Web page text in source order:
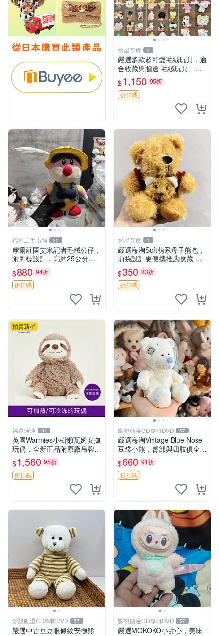
水星百貨 1
嚴選多款超可愛毛絨玩具，適
合收藏與贈送 毛絨玩具、抱
枕、公仔
$1,150 95折
折扣碼
福和二手市場 32
摩爾莊園艾米記者毛絨公仔，
附腳標設計，高約25公分，
全新未拆封，限量珍藏。艾米
記者 毛絨公仔 超萌玩偶
$880 94折
折扣碼
水星百貨 1
嚴選海淘Soft萌系母子熊包，
前袋設計更便攜推薦收藏 母
子熊 軟綿綿 包包
$350 83折
折扣碼
拍賣新星
福運連連 31
英國Warmies小樹懶瓦姆安撫
玩偶，全新正品附原廠吊牌與
防塵袋，內藏薰衣草可加熱，
適合各個年齡層，冷暖兩用享
受抱抱樂趣，不容錯過嚴選好
$1,560 95折
折扣碼
影視動漫CD專輯DVD 57
嚴選海淘Vintage Blue Nose
豆袋小熊，臀部與四肢俱全，
坐高11公分，附原盒與吊牌
收藏。藍鼻子小熊，值得擁有
玩具 憶熊
$660 91折
折扣碼
影視動漫CD專輯DVD 57
嚴選中古豆豆眼條紋安撫熊
影視動漫CD專輯DVD 57
嚴選MOKOKO小甜心，美味